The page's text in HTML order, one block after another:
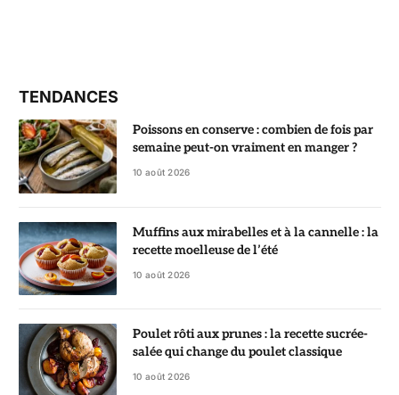
TENDANCES
Poissons en conserve : combien de fois par
semaine peut-on vraiment en manger ?
10 août 2026
Muffins aux mirabelles et à la cannelle : la
recette moelleuse de l’été
10 août 2026
Poulet rôti aux prunes : la recette sucrée-
salée qui change du poulet classique
10 août 2026